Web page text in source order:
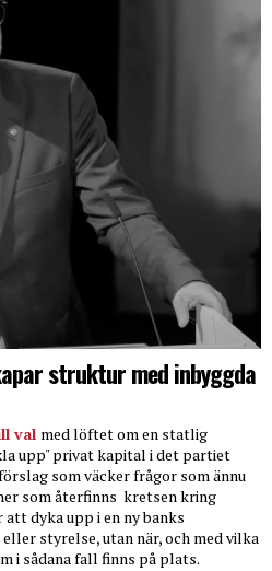
struktur med inbyggda
val med löftet om en statlig
upp" privat kapital i det partiet
som väcker frågor som ännu
som återfinns kretsen kring
dyka upp i en ny banks
styrelse, utan när, och med vilka
i sådana fall finns på plats.